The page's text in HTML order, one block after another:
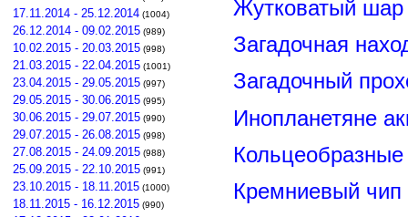
17.11.2014 - 25.12.2014 (1004)
26.12.2014 - 09.02.2015 (989)
10.02.2015 - 20.03.2015 (998)
21.03.2015 - 22.04.2015 (1001)
23.04.2015 - 29.05.2015 (997)
29.05.2015 - 30.06.2015 (995)
30.06.2015 - 29.07.2015 (990)
29.07.2015 - 26.08.2015 (998)
27.08.2015 - 24.09.2015 (988)
25.09.2015 - 22.10.2015 (991)
23.10.2015 - 18.11.2015 (1000)
18.11.2015 - 16.12.2015 (990)
Жутковатый шар
Загадочная
Загадочный
Инопланетяне
Кремниевый